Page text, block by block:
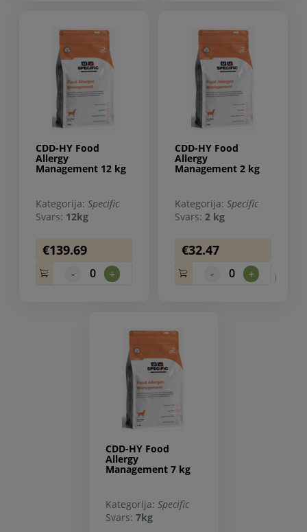
CDD-HY Food
Allergy
Management 12 kg
Kategorija: Specific
Svars: 12kg
€139.69
- 0 +
CDD-HY Food
Allergy
Management 2 kg
Kategorija: Specific
Svars: 2 kg
€32.47
- 0 +
CDD-HY Food
Allergy
Management 7 kg
Kategorija: Specific
Svars: 7kg